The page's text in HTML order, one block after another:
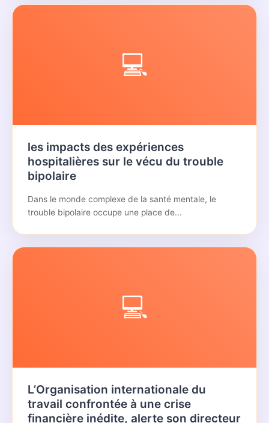
💻
les impacts des expériences
hospitalières sur le vécu du trouble
bipolaire
Dans le monde complexe de la santé mentale, le
trouble bipolaire occupe une place de...
💻
L’Organisation internationale du
travail confrontée à une crise
financière inédite, alerte son directeur